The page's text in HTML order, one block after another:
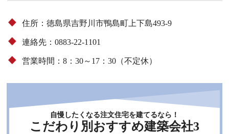
住所：徳島県吉野川市鴨島町上下島493-9
連絡先：0883-22-1101
営業時間：8：30～17：30（不定休）
自慢したくなる注文住宅を建てるなら！
こだわり別おすすめ建築会社3